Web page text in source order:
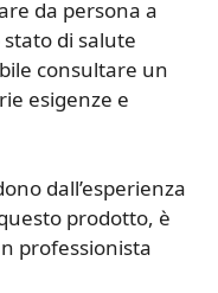
da persona a
di salute
consultare un
esigenze e
dall’esperienza
prodotto, è
professionista